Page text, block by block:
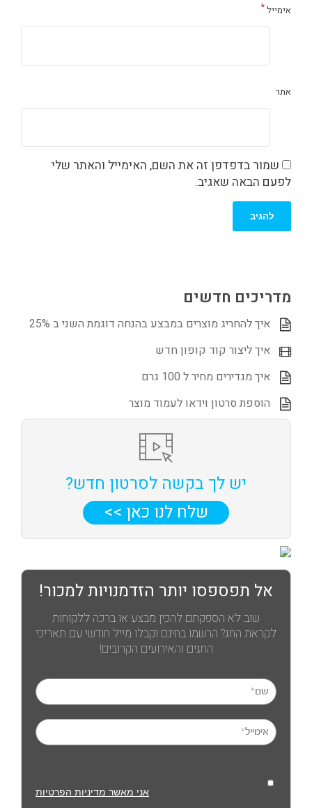
אימייל*
אתר
שמור בדפדפן זה את השם, האימייל והאתר שלי
לפעם הבאה שאגיב.
מדריכים חדשים
איך להחריג מוצרים במבצע בהנחה דוגמת השני ב 25%
איך ליצור קוד קופון חדש
איך מגדירים מחיר ל 100 גרם
הוספת סרטון וידאו לעמוד מוצר
יש לך בקשה לסרטון חדש?
שלח לנו כאן >>
אל תפספסו יותר הזדמנויות למכור!
שוב לא הספקתם להכין מבצע או ברכה ללקוחות
לקראת החג? הרשמו בחינם וקבלו מייל חודשי עם תאריכי
החגים והאירועים הקרובים!
אני מאשר מדיניות הפרטיות